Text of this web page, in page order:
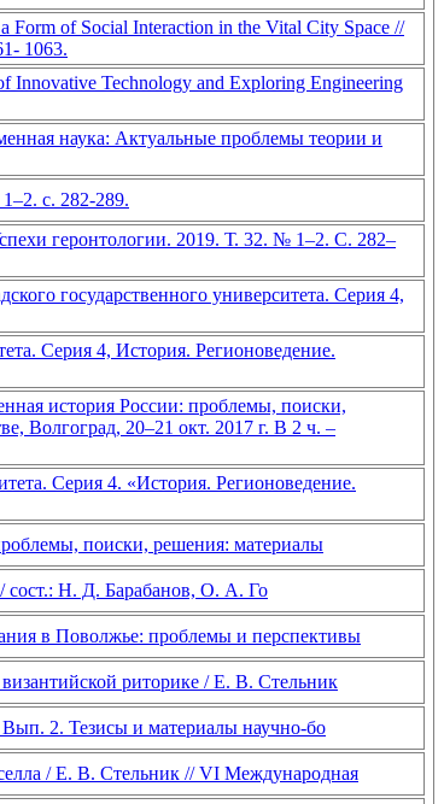
of Social Interaction in the Vital City Space //
1063.
Innovative Technology and Exploring Engineering
наука: Актуальные проблемы теории и
с. 282-289.
геронтологии. 2019. Т. 32. № 1–2. С. 282–
государственного университета. Серия 4,
Серия 4, История. Регионоведение.
история России: проблемы, поиски,
Волгоград, 20–21 окт. 2017 г. В 2 ч. –
Серия 4. «История. Регионоведение.
поиски, решения: материалы
сост.: Н. Д. Барабанов, О. А. Го
в Поволжье: проблемы и перспективы
риторике / Е. В. Стельник
2. Тезисы и материалы научно-бо
/ Е. В. Стельник // VI Международная